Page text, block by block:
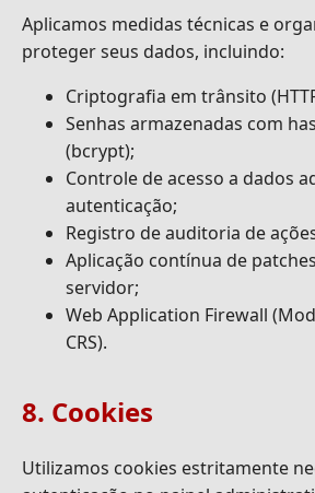
Aplicamos medidas técnicas e
proteger seus dados, incluindo:
Criptografia em trânsito
Senhas armazenadas com
(bcrypt);
Controle de acesso a dados
autenticação;
Registro de auditoria de
Aplicação contínua de
servidor;
Web Application Firewall
CRS).
8. Cookies
Utilizamos cookies estritamente